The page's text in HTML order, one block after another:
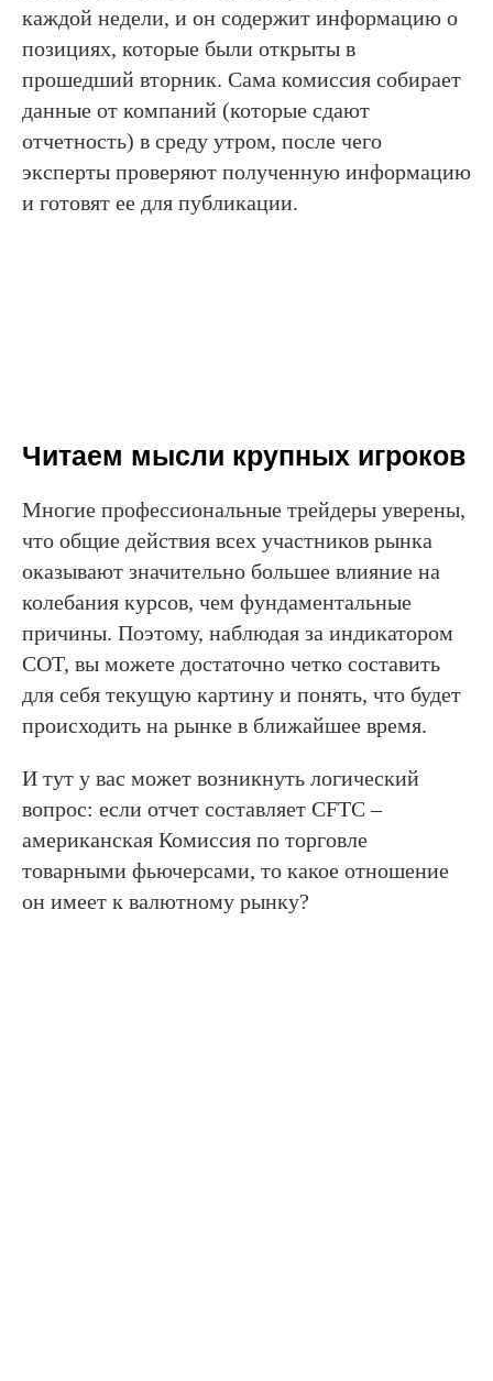
каждой недели, и он содержит информацию о
позициях, которые были открыты в
прошедший вторник. Сама комиссия собирает
данные от компаний (которые сдают
отчетность) в среду утром, после чего
эксперты проверяют полученную информацию
и готовят ее для публикации.
Читаем мысли крупных игроков
Многие профессиональные трейдеры уверены,
что общие действия всех участников рынка
оказывают значительно большее влияние на
колебания курсов, чем фундаментальные
причины. Поэтому, наблюдая за индикатором
COT, вы можете достаточно четко составить
для себя текущую картину и понять, что будет
происходить на рынке в ближайшее время.
И тут у вас может возникнуть логический
вопрос: если отчет составляет CFTC –
американская Комиссия по торговле
товарными фьючерсами, то какое отношение
он имеет к валютному рынку?